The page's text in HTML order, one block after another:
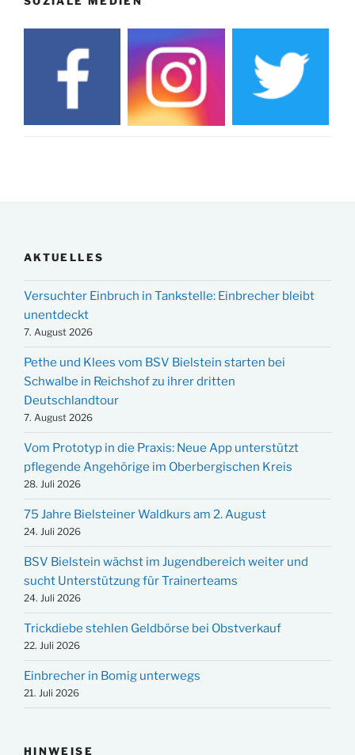
AKTUELLES
Versuchter Einbruch in Tankstelle: Einbrecher bleibt
unentdeckt
7. August 2026
Pethe und Klees vom BSV Bielstein starten bei
Schwalbe in Reichshof zu ihrer dritten
Deutschlandtour
7. August 2026
Vom Prototyp in die Praxis: Neue App unterstützt
pflegende Angehörige im Oberbergischen Kreis
28. Juli 2026
75 Jahre Bielsteiner Waldkurs am 2. August
24. Juli 2026
BSV Bielstein wächst im Jugendbereich weiter und
sucht Unterstützung für Trainerteams
24. Juli 2026
Trickdiebe stehlen Geldbörse bei Obstverkauf
22. Juli 2026
Einbrecher in Bomig unterwegs
21. Juli 2026
HINWEISE